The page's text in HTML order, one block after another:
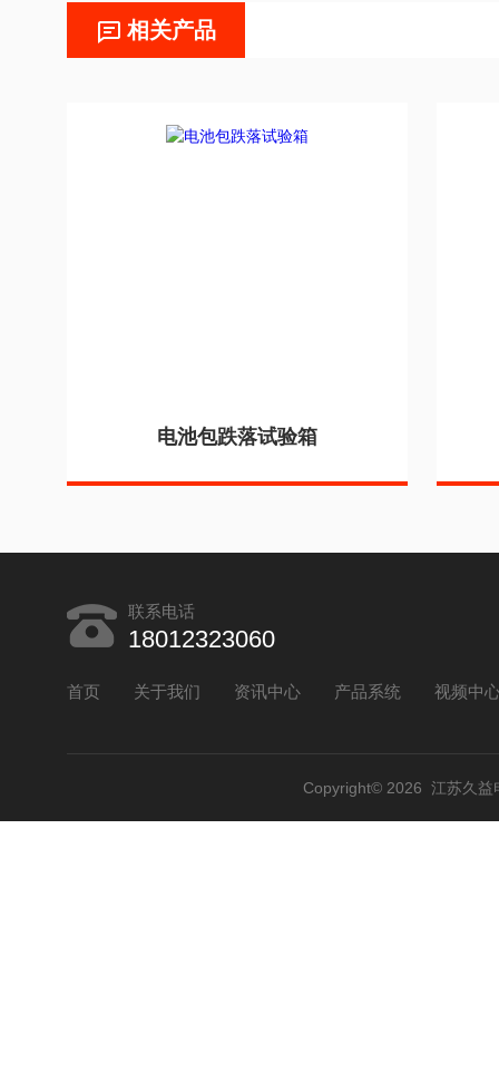
相关产品
电池包跌落试验箱
联系电话
18012323060
首页 关于我们 资讯中心 产品系统 视频中
Copyright© 2026 江苏久